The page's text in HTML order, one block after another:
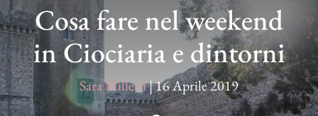
Cosa fare nel weekend
in Ciociaria e dintorni
Sara Milletti|16 Aprile 2019